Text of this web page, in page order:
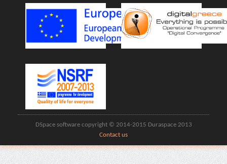
DSpace software copyright © 2014-2015 Duraspace 2013
Contact us